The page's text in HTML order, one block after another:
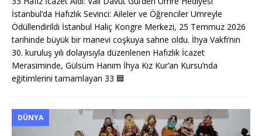
İstanbul’da Hafızlık Sevinci: Aileler ve Öğrenciler Umreyle
Ödüllendirildi İstanbul Haliç Kongre Merkezi, 25 Temmuz 2026
tarihinde büyük bir manevi coşkuya sahne oldu. İhya Vakfı’nın
30. kuruluş yılı dolayısıyla düzenlenen Hafızlık İcazet
Merasiminde, Gülsüm Hanım İhya Kız Kur’an Kursu’nda
eğitimlerini tamamlayan 33 🟦
DÜNYA